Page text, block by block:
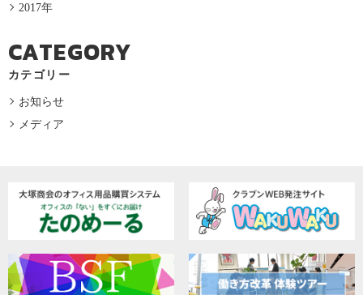
2017年
CATEGORY
カテゴリー
お知らせ
メディア